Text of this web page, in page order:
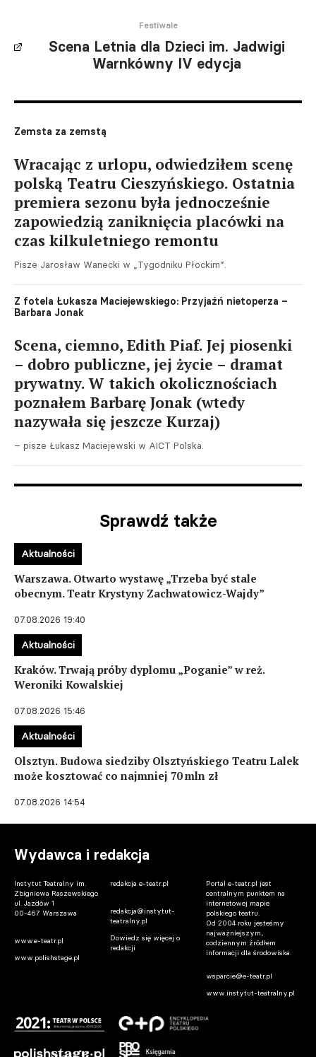
Festiwale
Scena Letnia dla Dzieci im. Jadwigi
Warnkówny IV edycja
Zemsta za zemstą
Wracając z urlopu, odwiedziłem scenę
polską Teatru Cieszyńskiego. Ostatnia
premiera sezonu była jednocześnie
zapowiedzią zaniknięcia placówki na
czas kilkuletniego remontu
Pisze Jarosław Wanecki w „Tygodniku Płockim”.
Z fotela Łukasza Maciejewskiego: Przyjaźń nietoperza –
Barbara Jonak
Scena, ciemno, Edith Piaf. Jej piosenki
– dobro publiczne, jej życie – dramat
prywatny. W takich okolicznościach
poznałem Barbarę Jonak (wtedy
nazywała się jeszcze Kurzaj)
– pisze Łukasz Maciejewski w AICT Polska.
Sprawdź także
Warszawa. Otwarto wystawę „Trzeba być stale
obecnym. Teatr Krystyny Zachwatowicz-Wajdy”
07.08.2026 19:40
Aktualności
Kraków. Trwają próby dyplomu „Poganie” w reż.
Weroniki Kowalskiej
07.08.2026 15:46
Aktualności
Olsztyn. Budowa siedziby Olsztyńskiego Teatru Lalek
może kosztować co najmniej 70 mln zł
07.08.2026 14:54
Aktualności
Wydawca i redakcja
Instytut Teatralny im.
Zbigniewa Raszewskiego
ul. Jazdów 1
00-467 Warszawa
www.e-teatr.pl
www.polishstage.pl
redakcja e-teatr.pl
redakcja@instytut-
teatralny.pl
Dowiedz się więcej o
redakcji
Portal e-teatr.pl jest
centralnym punktem na
internetowej mapie
polskiego teatru.
Od 2004 roku jesteśmy
najważniejszym,
codziennym źródłem
informacji dla środowiska.
wsparcie@e-teatr.pl
www.instytut-teatralny.pl